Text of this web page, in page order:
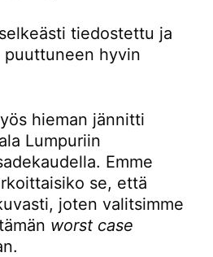
tiedostettu ja
puuttuneen hyvin
hieman jännitti
Lumpuriin
Emme
se, että
joten valitsimme
worst case